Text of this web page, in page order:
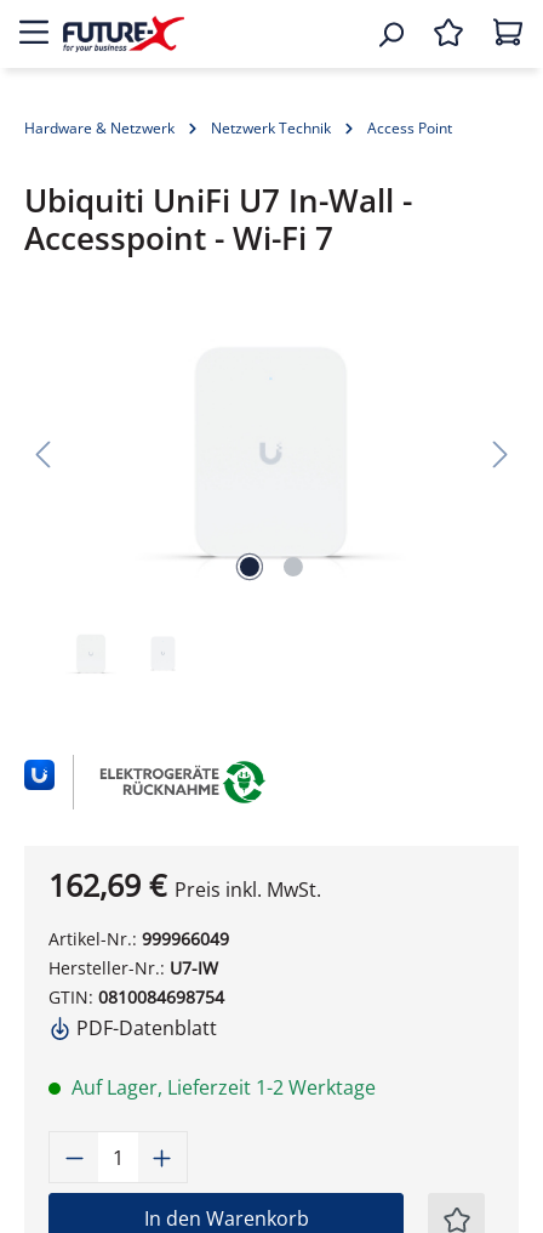
Hardware & Netzwerk Netzwerk Technik Access Point
Ubiquiti UniFi U7 In-Wall -
Accesspoint - Wi-Fi 7
162,69 € Preis inkl. MwSt.
Artikel-Nr.: 999966049
Hersteller-Nr.: U7-IW
GTIN: 0810084698754
PDF-Datenblatt
Auf Lager, Lieferzeit 1-2 Werktage
Produkt Anzahl: Gib den
In den Warenkorb